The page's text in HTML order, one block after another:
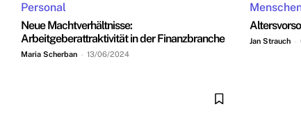
Personal
Neue Machtverhältnisse:
Arbeitgeberattraktivität in der Finanzbranche
Maria Scherban - 13/06/2024
Jan Strauch -